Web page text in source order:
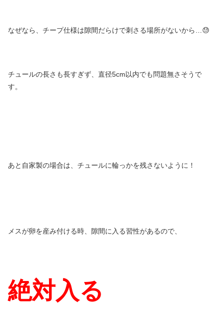
なぜなら、チープ仕様は隙間だらけで刺さる場所がないから…😓
チュールの長さも長すぎず、直径5cm以内でも問題無さそうで
す。
あと自家製の場合は、チュールに輪っかを残さないように！
メスが卵を産み付ける時、隙間に入る習性があるので、
絶対入る